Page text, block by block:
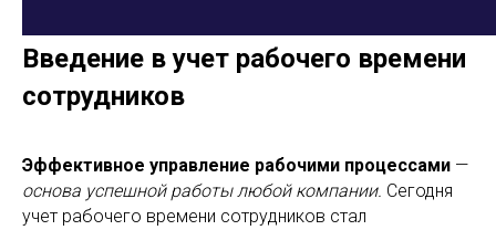
Введение в учет рабочего времени
сотрудников
Эффективное управление рабочими процессами —
основа успешной работы любой компании. Сегодня
учет рабочего времени сотрудников стал